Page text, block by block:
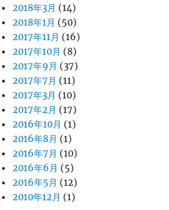
2018年3月 (14)
2018年1月 (50)
2017年11月 (16)
2017年10月 (8)
2017年9月 (37)
2017年7月 (11)
2017年3月 (10)
2017年2月 (17)
2016年10月 (1)
2016年8月 (1)
2016年7月 (10)
2016年6月 (5)
2016年5月 (12)
2010年12月 (1)